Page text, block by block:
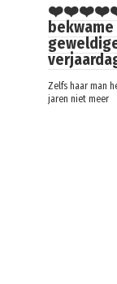
Zelfs haar man
jaren niet meer